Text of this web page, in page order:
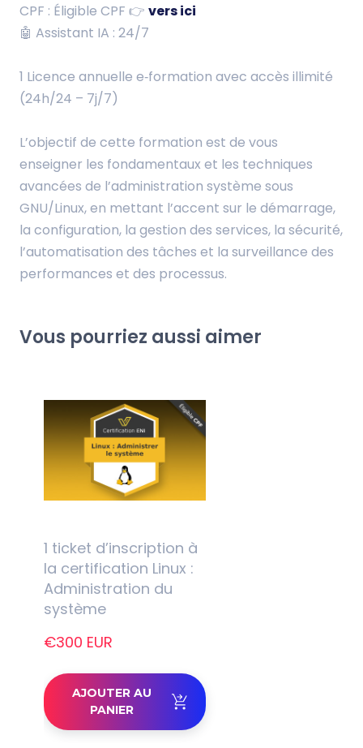
CPF : Éligible CPF 👉 vers ici
🤖 Assistant IA : 24/7
1 Licence annuelle e‑formation avec accès illimité
(24h/24 – 7j/7)
L’objectif de cette formation est de vous
enseigner les fondamentaux et les techniques
avancées de l’administration système sous
GNU/Linux, en mettant l’accent sur le démarrage,
la configuration, la gestion des services, la sécurité,
l’automatisation des tâches et la surveillance des
performances et des processus.
Vous pourriez aussi aimer
1 ticket d’inscription à
la certification Linux :
Administration du
système
€300 EUR
AJOUTER AU
PANIER